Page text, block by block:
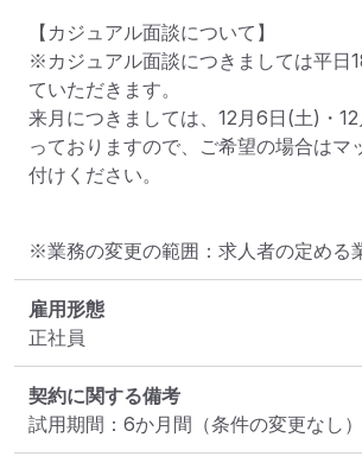
【カジュアル面談について】
※カジュアル面談につきましては平日
ていただきます。
来月につきましては、12月6日(土)・
っておりますので、ご希望の場合はマ
付けください。
※業務の変更の範囲：求人者の定める
雇用形態
正社員
契約に関する備考
試用期間：6か月間（条件の変更なし）